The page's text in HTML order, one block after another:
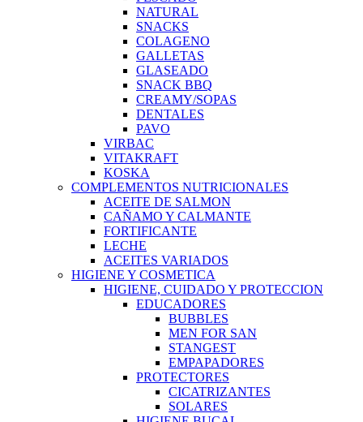
NATURAL
SNACKS
COLAGENO
GALLETAS
GLASEADO
SNACK BBQ
CREAMY/SOPAS
DENTALES
PAVO
VIRBAC
VITAKRAFT
KOSKA
COMPLEMENTOS NUTRICIONALES
ACEITE DE SALMON
CAÑAMO Y CALMANTE
FORTIFICANTE
LECHE
ACEITES VARIADOS
HIGIENE Y COSMETICA
HIGIENE, CUIDADO Y PROTECCION
EDUCADORES
BUBBLES
MEN FOR SAN
STANGEST
EMPAPADORES
PROTECTORES
CICATRIZANTES
SOLARES